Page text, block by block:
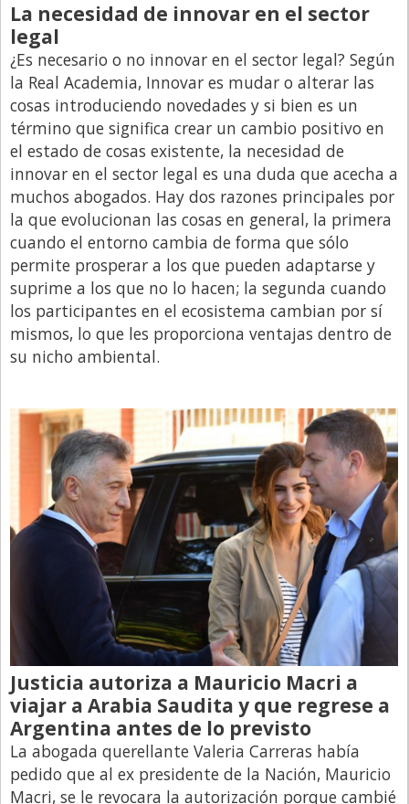
La necesidad de innovar en el sector
legal
¿Es necesario o no innovar en el sector legal? Según
la Real Academia, Innovar es mudar o alterar las
cosas introduciendo novedades y si bien es un
término que significa crear un cambio positivo en
el estado de cosas existente, la necesidad de
innovar en el sector legal es una duda que acecha a
muchos abogados. Hay dos razones principales por
la que evolucionan las cosas en general, la primera
cuando el entorno cambia de forma que sólo
permite prosperar a los que pueden adaptarse y
suprime a los que no lo hacen; la segunda cuando
los participantes en el ecosistema cambian por sí
mismos, lo que les proporciona ventajas dentro de
su nicho ambiental.
Justicia autoriza a Mauricio Macri a
viajar a Arabia Saudita y que regrese a
Argentina antes de lo previsto
La abogada querellante Valeria Carreras había
pedido que al ex presidente de la Nación, Mauricio
Macri, se le revocara la autorización porque cambié